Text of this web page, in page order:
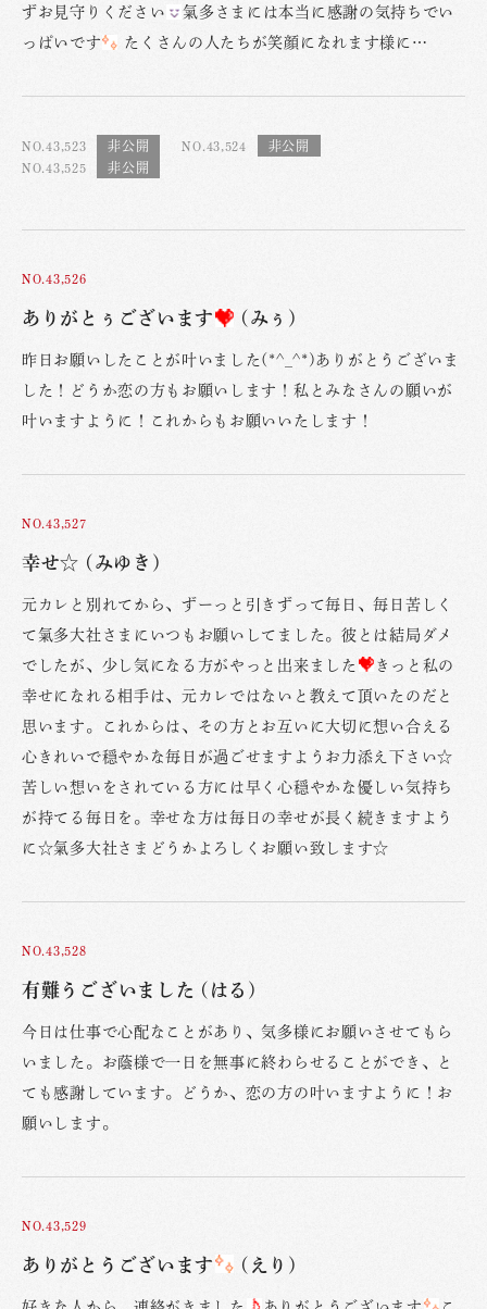
ずお見守りください
氣多さまには本当に感謝の気持ちでい
っぱいです
たくさんの人たちが笑顔になれます様に…
NO.43,523
NO.43,524
NO.43,525
NO.43,526
ありがとぅございます (みぅ)
昨日お願いしたことが叶いました(*^_^*)ありがとうございま
した！どうか恋の方もお願いします！私とみなさんの願いが
叶いますように！これからもお願いいたします！
NO.43,527
幸せ☆ (みゆき)
元カレと別れてから、ずーっと引きずって毎日、毎日苦しく
て氣多大社さまにいつもお願いしてました。彼とは結局ダメ
でしたが、少し気になる方がやっと出来ました
きっと私の
幸せになれる相手は、元カレではないと教えて頂いたのだと
思います。これからは、その方とお互いに大切に想い合える
心きれいで穏やかな毎日が過ごせますようお力添え下さい☆
苦しい想いをされている方には早く心穏やかな優しい気持ち
が持てる毎日を。幸せな方は毎日の幸せが長く続きますよう
に☆氣多大社さまどうかよろしくお願い致します☆
NO.43,528
有難うございました (はる)
今日は仕事で心配なことがあり、気多様にお願いさせてもら
いました。お蔭様で一日を無事に終わらせることができ、と
ても感謝しています。どうか、恋の方の叶いますように！お
願いします。
NO.43,529
ありがとうございます (えり)